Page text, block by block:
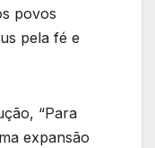
povos
pela fé e
“Para
expansão